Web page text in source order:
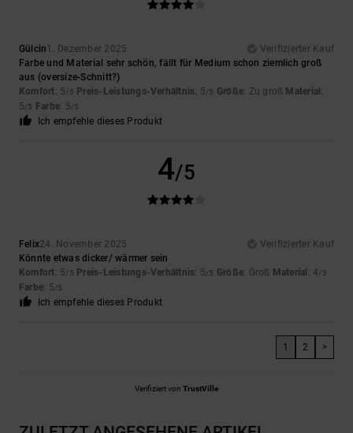
Gülcin1. Dezember 2025
Verifizierter Kauf
Farbe und Material sehr schön, fällt für Medium schon ziemlich groß
aus (oversize-Schnitt?)
Komfort: 5/5 Preis-Leistungs-Verhältnis: 5/5 Größe: Zu groß Material :
5/5 Farbe: 5/5
Ich empfehle dieses Produkt
4/5
Felix24. November 2025
Verifizierter Kauf
Könnte etwas dicker/ wärmer sein
Komfort: 5/5 Preis-Leistungs-Verhältnis: 5/5 Größe: Groß Material : 4/5
Farbe: 5/5
Ich empfehle dieses Produkt
1 2 >
Verifiziert von TrustVille